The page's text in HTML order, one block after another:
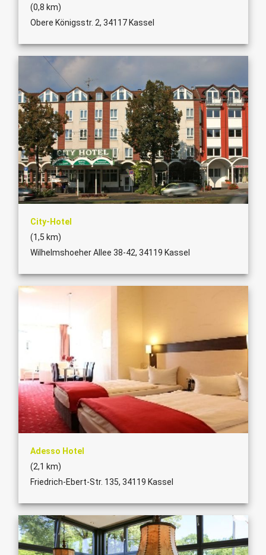
(0,8 km)
Obere Königsstr. 2, 34117 Kassel
City-Hotel
(1,5 km)
Wilhelmshoeher Allee 38-42, 34119 Kassel
Adesso Hotel
(2,1 km)
Friedrich-Ebert-Str. 135, 34119 Kassel